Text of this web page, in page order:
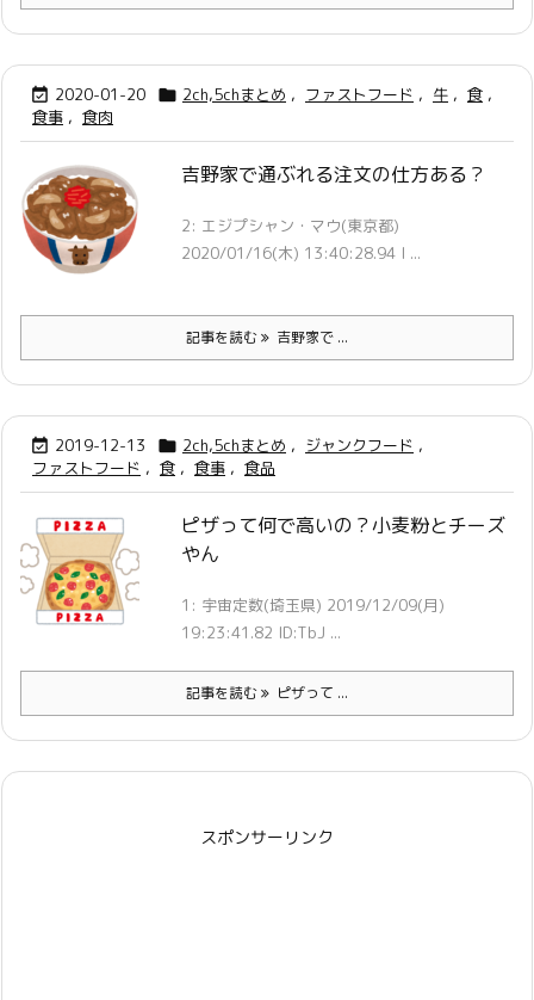
 2020-01-20  2ch,5chまとめ , ファストフード , 牛 , 食 ,
食事 , 食肉
吉野家で通ぶれる注文の仕方ある？
2: エジプシャン・マウ(東京都)
2020/01/16(木) 13:40:28.94 I ...
記事を読む 吉野家で ...
 2019-12-13  2ch,5chまとめ , ジャンクフード ,
ファストフード , 食 , 食事 , 食品
ピザって何で高いの？小麦粉とチーズ
やん
1: 宇宙定数(埼玉県) 2019/12/09(月)
19:23:41.82 ID:TbJ ...
記事を読む ピザって ...
スポンサーリンク